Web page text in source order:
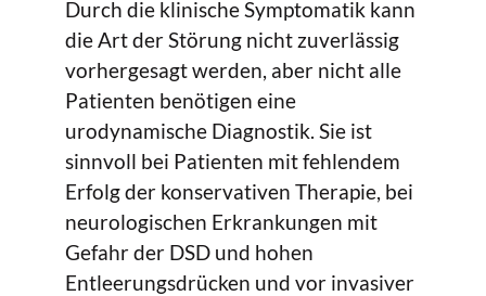
Durch die klinische Symptomatik kann
die Art der Störung nicht zuverlässig
vorhergesagt werden, aber nicht alle
Patienten benötigen eine
urodynamische Diagnostik. Sie ist
sinnvoll bei Patienten mit fehlendem
Erfolg der konservativen Therapie, bei
neurologischen Erkrankungen mit
Gefahr der DSD und hohen
Entleerungsdrücken und vor invasiver